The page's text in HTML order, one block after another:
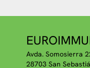
Avda. Somosierra
28703 San